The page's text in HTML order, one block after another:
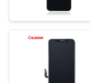
เกี่ยวแบตเต
สำหรั